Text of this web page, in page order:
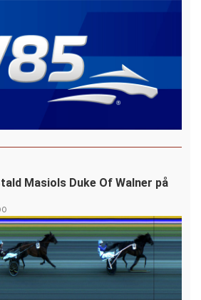
Masiols Duke Of Walner på